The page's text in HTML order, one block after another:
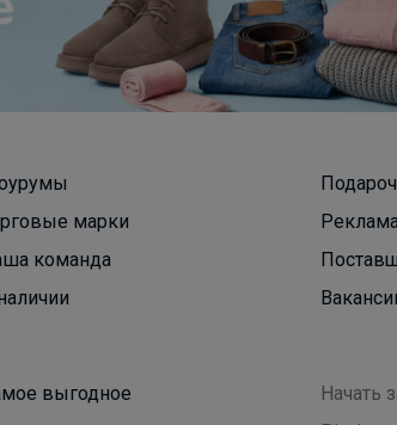
марки
команда
выгодное
Начать
Школьные брюки со скидкой